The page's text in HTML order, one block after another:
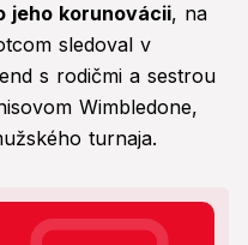
jeho korunovácii, na
sledoval v
s rodičmi a sestrou
Wimbledone,
turnaja.